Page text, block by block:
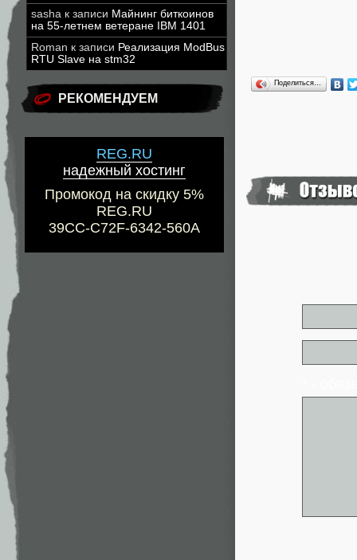
sasha к записи Майнинг биткоинов
на 55-летнем ветеране IBM 1401
Roman к записи Реализация ModBus
RTU Slave на stm32
РЕКОМЕНДУЕМ
REG.RU
надежный хостинг
Промокод на скидку 5%
REG.RU
39CC-C72F-6342-560A
Поделиться…